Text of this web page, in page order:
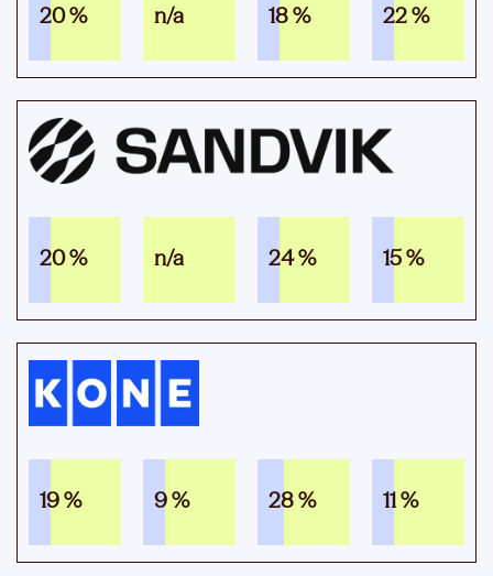
20 % n/a 18 % 22 %
20 % n/a 24 % 15 %
19 % 9 % 28 % 11 %